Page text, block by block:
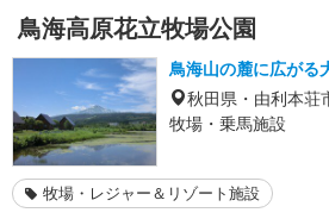
鳥海高原花立牧場公園
鳥海山の麓に広がる
秋田県・由利本荘
牧場・乗馬施設
牧場・レジャー＆リゾート施設